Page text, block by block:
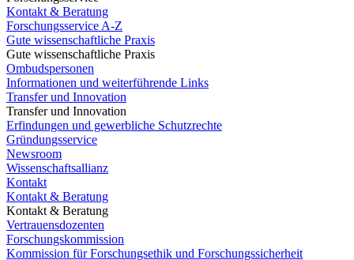
Kontakt & Beratung
Forschungsservice A-Z
Gute wissenschaftliche Praxis
Gute wissenschaftliche Praxis
Ombudspersonen
Informationen und weiterführende Links
Transfer und Innovation
Transfer und Innovation
Erfindungen und gewerbliche Schutzrechte
Gründungsservice
Newsroom
Wissenschaftsallianz
Kontakt
Kontakt & Beratung
Kontakt & Beratung
Vertrauensdozenten
Forschungskommission
Kommission für Forschungsethik und Forschungssicherheit